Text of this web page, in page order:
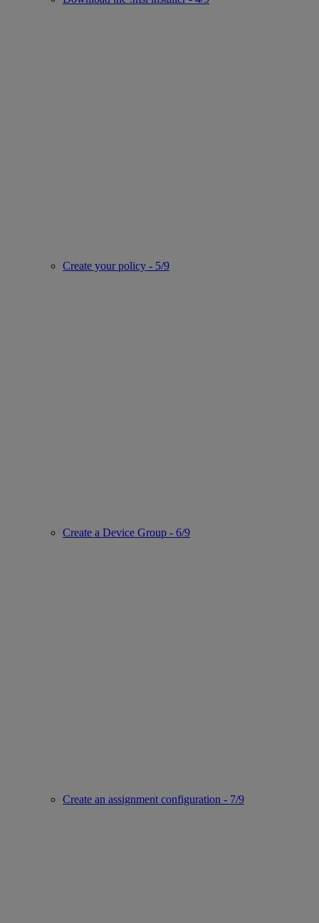
Create your policy - 5/9
Create a Device Group - 6/9
Create an assignment configuration - 7/9